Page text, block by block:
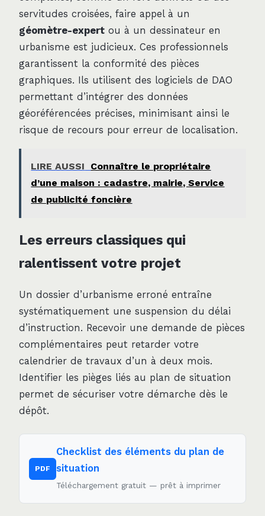
servitudes croisées, faire appel à un
géomètre-expert ou à un dessinateur en
urbanisme est judicieux. Ces professionnels
garantissent la conformité des pièces
graphiques. Ils utilisent des logiciels de DAO
permettant d’intégrer des données
géoréférencées précises, minimisant ainsi le
risque de recours pour erreur de localisation.
LIRE AUSSI
Connaître le propriétaire
d’une maison : cadastre, mairie, Service
de publicité foncière
Les erreurs classiques qui
ralentissent votre projet
Un dossier d’urbanisme erroné entraîne
systématiquement une suspension du délai
d’instruction. Recevoir une demande de pièces
complémentaires peut retarder votre
calendrier de travaux d’un à deux mois.
Identifier les pièges liés au plan de situation
permet de sécuriser votre démarche dès le
dépôt.
PDF
Checklist des éléments du plan de
situation
Téléchargement gratuit — prêt à imprimer